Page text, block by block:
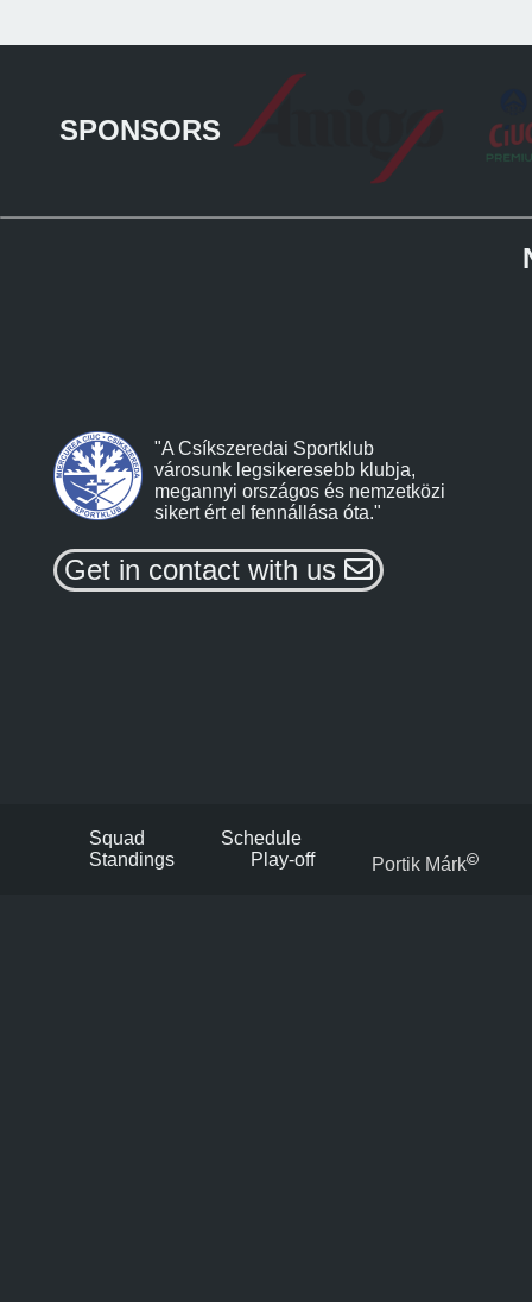
SPONSORS
"A Csíkszeredai Sportklub
városunk legsikeresebb klubja,
megannyi országos és nemzetközi
sikert ért el fennállása óta."
Get in contact with us
Squad
Schedule
Standings
Play-off Portik Márk